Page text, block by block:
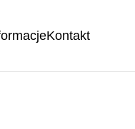
Kontakt